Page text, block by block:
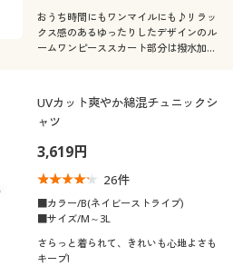
おうち時間にもワンマイルにも♪リラッ
クス感のあるゆったりしたデザインのル
ームワンピーススカート部分は撥水加工
UVカット爽やか綿混チュニックシ
ャツ
3,619円
26件
■カラー/B(ネイビーストライプ)
■サイズ/M～3L
さらっと着られて、きれいも心地よさも
キープ!